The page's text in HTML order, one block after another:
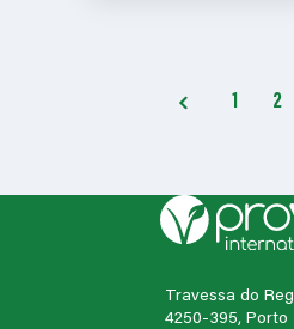
1 2
Travessa do
4250-395, Porto